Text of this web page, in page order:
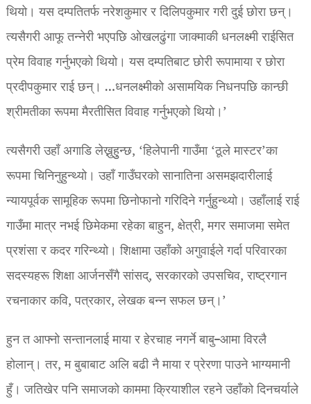
थियो। यस दम्पतितर्फ नरेशकुमार र दिलिपकुमार गरी दुई छोरा छन्।
त्यसैगरी आफू तन्नेरी भएपछि ओखलढुंगा जाक्माकी धनलक्ष्मी राईसित
प्रेम विवाह गर्नुभएको थियो। यस दम्पतिबाट छोरी रूपामाया र छोरा
प्रदीपकुमार राई छन्। …धनलक्ष्मीको असामयिक निधनपछि कान्छी
श्रीमतीका रूपमा मैरतीसित विवाह गर्नुभएको थियो।’
त्यसैगरी उहाँ अगाडि लेख्नुहुुन्छ, ‘हिलेपानी गाउँमा ‘ठूले मास्टर’का
रूपमा चिनिनुहुन्थ्यो। उहाँ गाउँघरको सानातिना असमझदारीलाई
न्यायपूर्वक सामूहिक रूपमा छिनोफानो गरिदिने गर्नुहुन्थ्यो। उहाँलाई राई
गाउँमा मात्र नभई छिमेकमा रहेका बाहुन, क्षेत्री, मगर समाजमा समेत
प्रशंसा र कदर गरिन्थ्यो। शिक्षामा उहाँको अगुवाईले गर्दा परिवारका
सदस्यहरू शिक्षा आर्जनसँगै सांसद्, सरकारको उपसचिव, राष्ट्रगान
रचनाकार कवि, पत्रकार, लेखक बन्न सफल छन्।’
हुन त आफ्नो सन्तानलाई माया र हेरचाह नगर्ने बाबु–आमा विरलै
होलान्। तर, म बुबाबाट अलि बढी नै माया र प्रेरणा पाउने भाग्यमानी
हुँ। जतिखेर पनि समाजको काममा क्रियाशील रहने उहाँको दिनचर्याले